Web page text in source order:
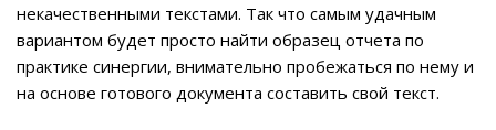
некачественными текстами. Так что самым удачным
вариантом будет просто найти образец отчета по
практике синергии, внимательно пробежаться по нему и
на основе готового документа составить свой текст.